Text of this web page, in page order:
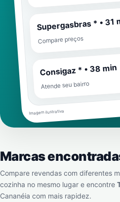
Supergasbras * • 31
Compare preços
Consigaz * • 38 min
Atende seu bairro
Imagem ilustrativa
Marcas
Compare revendas com diferentes
cozinha no mesmo lugar e encontre
Cananéia com mais rapidez.